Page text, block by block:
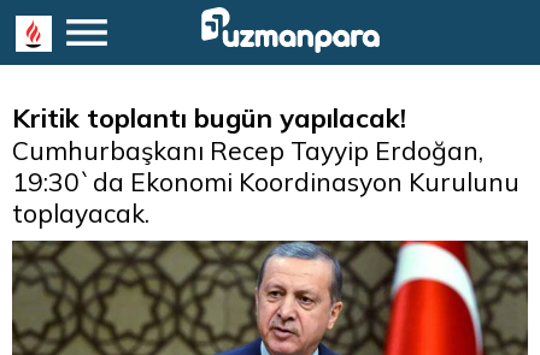
Kritik toplantı bugün yapılacak!
Cumhurbaşkanı Recep Tayyip Erdoğan,
19:30`da Ekonomi Koordinasyon Kurulunu
toplayacak.